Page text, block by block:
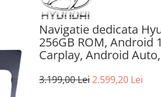
Navigatie dedicata
256GB ROM, Android
Carplay, Android
3.199,00 Lei2.599,20 Lei